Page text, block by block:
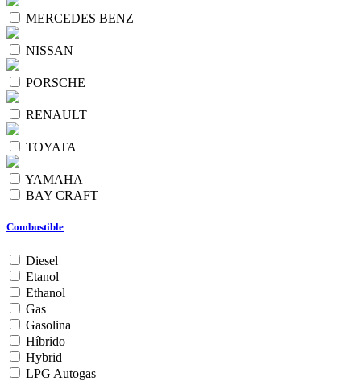
MERCEDES BENZ
NISSAN
PORSCHE
RENAULT
TOYATA
YAMAHA
BAY CRAFT
Combustible
Diesel
Etanol
Ethanol
Gas
Gasolina
Híbrido
Hybrid
LPG Autogas